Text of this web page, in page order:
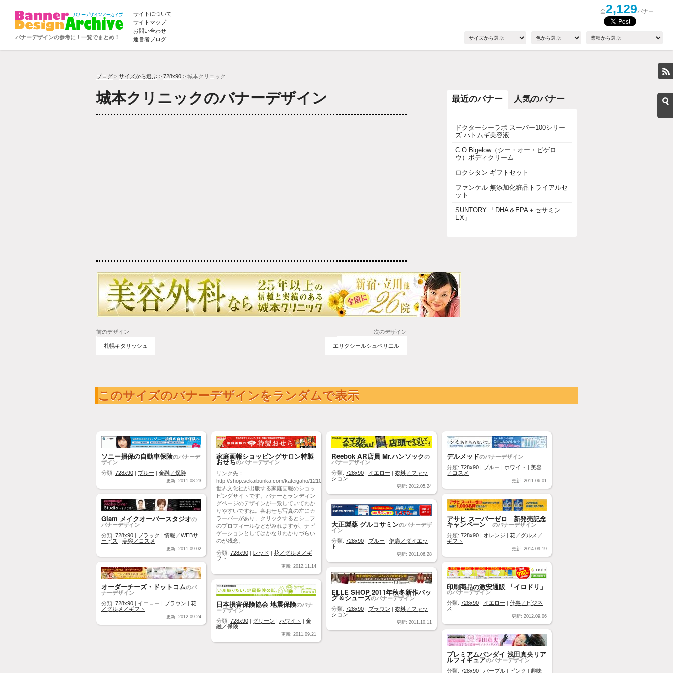
バナーデザインの参考に！一覧でまとめ！
サイトについて
サイトマップ
お問い合わせ
運営者ブログ
全2,129バナー
ブログ > サイズから選ぶ > 728x90 > 城本クリニック
城本クリニックのバナーデザイン
前のデザイン 次のデザイン
札幌キタリッシュ エリクシールシュペリエル
最近のバナー 人気のバナー
ドクターシーラボ スーパー100シリー
ズ ハトムギ美容液
C.O.Bigelow（シー・オー・ビゲロ
ウ）ボディクリーム
ロクシタン ギフトセット
ファンケル 無添加化粧品トライアルセ
ット
SUNTORY 「DHA＆EPA＋セサミン
EX」
このサイズのバナーデザインをランダムで表示
ソニー損保の自動車保険のバナーデ
ザイン
分類: 728x90 ブルー 金融／保険
更新: 2011.08.23
家庭画報ショッピングサロン特製
おせちのバナーデザイン
リンク先：
http://shop.sekaibunka.com/kateigaho/121023_osechi/index.html
世界文化社が出版する家庭画報のショッ
ピングサイトです。バナーとランディン
グページのデザインが一致していてわか
りやすいですね。各おせち写真の左にカ
ラーバーがあり、クリックするとシェフ
のプロフィールなどがみれますが、ナビ
ゲーションとしてはかなりわかりづらい
のが残念。
分類: 728x90 レッド
花／グルメ／ギ
フト
更新: 2012.11.14
Reebok AR店員 Mr.ハンソックの
バナーデザイン
分類: 728x90 イエロー
衣料／ファッ
ション
更新: 2012.05.24
デルメッドのバナーデザイン
分類: 728x90 ブルー ホワイト
美容
／コスメ
更新: 2011.06.01
Glam メイクオーバースタジオの
バナーデザイン
分類: 728x90 ブラック |情報／WEBサ
ービス
美容／コスメ
更新: 2011.09.02
アサヒ スーパーゼロ 新発売記念
キャンペーン のバナーデザイン
分類: 728x90 オレンジ
花／グルメ／
ギフト
更新: 2014.09.19
大正製薬 グルコサミンのバナーデザ
イン
分類: 728x90 ブルー
健康／ダイエッ
ト
更新: 2011.06.28
オーダーチーズ・ドットコムのバ
ナーデザイン
分類: 728x90 イエロー ブラウン
花
／グルメ／ギフト
更新: 2012.09.24
印刷商品の激安通販 「イロドリ」
のバナーデザイン
分類: 728x90 イエロー
仕事／ビジネ
ス
更新: 2012.09.06
ELLE SHOP 2011年秋冬新作バッ
グ＆シューズのバナーデザイン
分類: 728x90 ブラウン
衣料／ファッ
ション
更新: 2011.10.11
日本損害保険協会 地震保険のバナ
ーデザイン
分類: 728x90 グリーン ホワイト
金
融／保険
更新: 2011.09.21
プレミアムバンダイ 浅田真央リア
ルフィギュアのバナーデザイン
分類: 728x90 パープル ピンク 趣味